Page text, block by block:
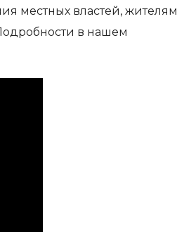
местных властей, жителям
в нашем